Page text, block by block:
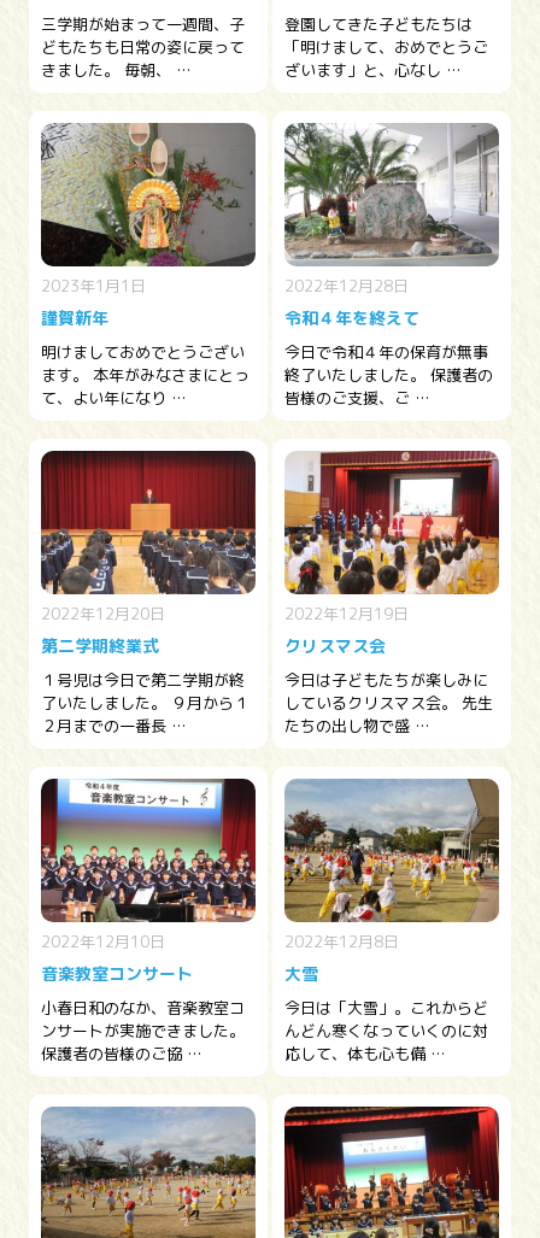
三学期が始まって一週間、子
どもたちも日常の姿に戻って
きました。 毎朝、 …
登園してきた子どもたちは
「明けまして、おめでとうご
ざいます」と、心なし …
2023年1月1日
謹賀新年
明けましておめでとうござい
ます。 本年がみなさまにとっ
て、よい年になり …
2022年12月28日
令和４年を終えて
今日で令和４年の保育が無事
終了いたしました。 保護者の
皆様のご支援、ご …
2022年12月20日
第二学期終業式
１号児は今日で第二学期が終
了いたしました。 ９月から１
２月までの一番長 …
2022年12月19日
クリスマス会
今日は子どもたちが楽しみに
しているクリスマス会。 先生
たちの出し物で盛 …
2022年12月10日
音楽教室コンサート
小春日和のなか、音楽教室コ
ンサートが実施できました。
保護者の皆様のご協 …
2022年12月8日
大雪
今日は「大雪」。これからど
んどん寒くなっていくのに対
応して、体も心も備 …